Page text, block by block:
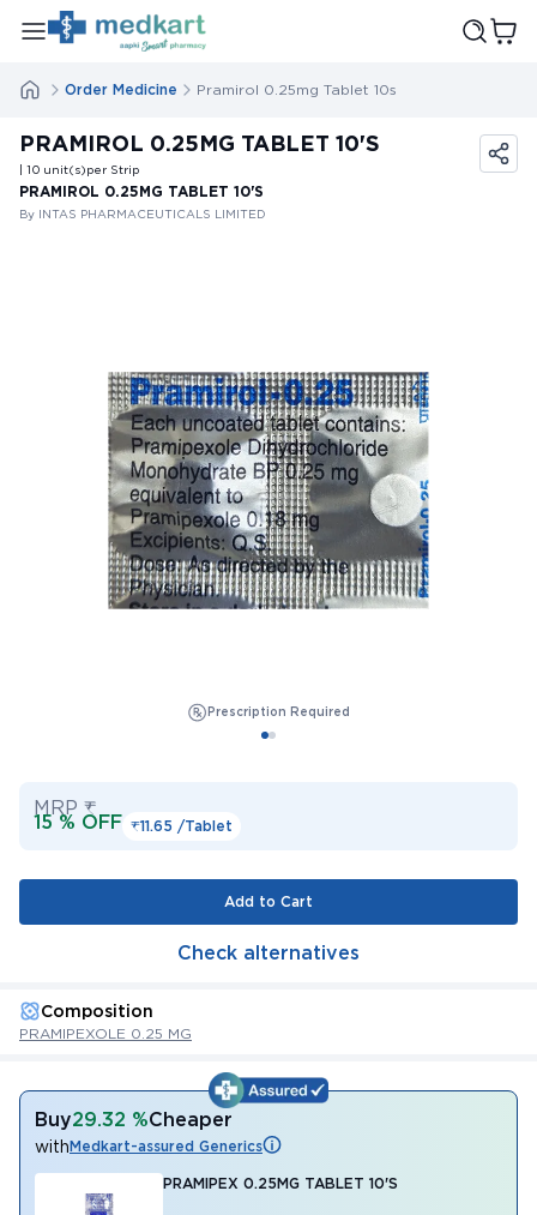
Order Medicine Pramirol 0.25mg Tablet 10s
PRAMIROL 0.25MG TABLET 10'S
| 10 unit(s)per Strip
PRAMIROL 0.25MG TABLET 10'S
By INTAS PHARMACEUTICALS LIMITED
Prescription Required
MRP ₹
15 % OFF ₹11.65 /Tablet
Add to Cart
Check alternatives
Composition
PRAMIPEXOLE 0.25 MG
Buy29.32 %Cheaper
withMedkart-assured Generics
PRAMIPEX 0.25MG TABLET 10'S